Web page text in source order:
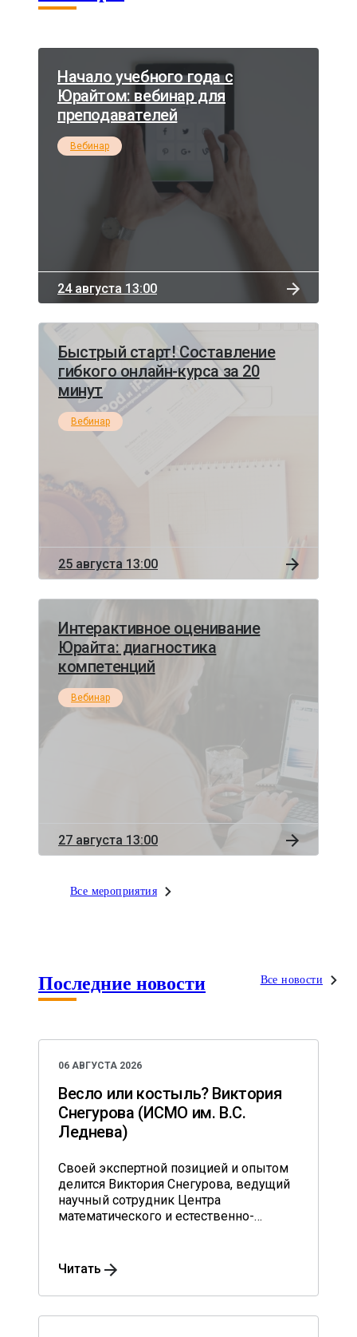
Начало учебного года с
Юрайтом: вебинар для
преподавателей
Вебинар
24 августа 13:00
Быстрый старт! Составление
гибкого онлайн-курса за 20
минут
Вебинар
25 августа 13:00
Интерактивное оценивание
Юрайта: диагностика
компетенций
Вебинар
27 августа 13:00
Все мероприятия
Последние новости Все новости
06 АВГУСТА 2026
Весло или костыль? Виктория
Снегурова (ИСМО им. В.С.
Леднева)
Своей экспертной позицией и опытом
делится Виктория Снегурова, ведущий
научный сотрудник Центра
математического и естественно-
обучения им. В.С. Леднева.
Читать